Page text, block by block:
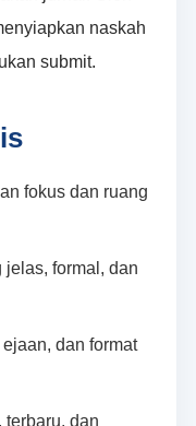
naskah
submit.
fokus dan ruang
formal, dan
dan format
terbaru, dan